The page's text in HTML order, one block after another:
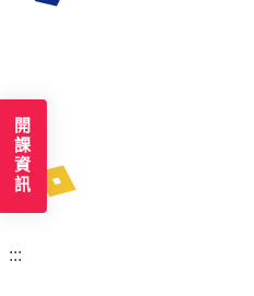
開課資訊
:::